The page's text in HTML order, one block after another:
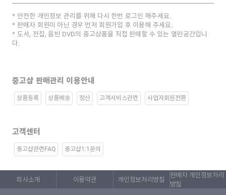
안전한 개인정보 관리를 위해 다시 한번 로그인 해주세요.
판매자 회원이 아닌 경우 먼저 회원가입 후 이용해 주세요.
도서, 전집, 음반 DVD의 중고상품을 직접 판매할 수 있는 열린공간입니
다.
중고샵 판매관리 이용안내
상품등록 상품배송 정산 고객서비스관련 사업자회원전환
고객센터
중고샵관련FAQ 중고샵1:1문의
회사소개 이용약관 개인정보처리방침
판매자 개인정보처리
방침